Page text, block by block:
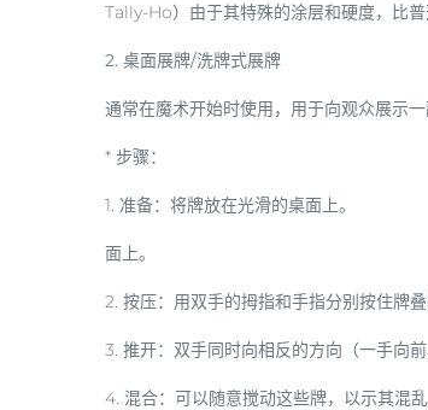
Tally-Ho）由于其特殊的涂层和硬度，比普
2. 桌面展牌/洗牌式展牌
通常在魔术开始时使用，用于向观众展示一
* 步骤：
1. 准备：将牌放在光滑的桌面上。
面上。
2. 按压：用双手的拇指和手指分别按住牌叠
3. 推开：双手同时向相反的方向（一手向
4. 混合：可以随意搅动这些牌，以示其混